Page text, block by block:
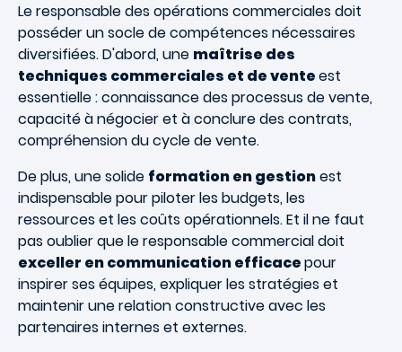
Le responsable des opérations commerciales doit
posséder un socle de compétences nécessaires
diversifiées. D'abord, une maîtrise des
techniques commerciales et de venteest
essentielle : connaissance des processus de vente,
capacité à négocier et à conclure des contrats,
compréhension du cycle de vente.
De plus, une solide formation en gestionest
indispensable pour piloter les budgets, les
ressources et les coûts opérationnels. Et il ne faut
pas oublier que le responsable commercial doit
exceller en communication efficacepour
inspirer ses équipes, expliquer les stratégies et
maintenir une relation constructive avec les
partenaires internes et externes.